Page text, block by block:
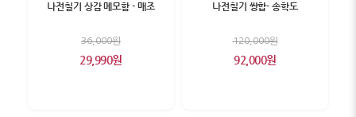
나전칠기 상감 메모함 - 매조
36,000원
29,990원
나전칠기 쌍합- 송학도
120,000원
92,000원